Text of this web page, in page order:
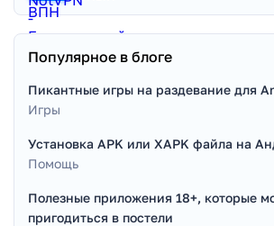
Популярное в блоге
Пикантные игры на раздевание для
Игры
Установка APK или XAPK файла на
Помощь
Полезные приложения 18+, которые
пригодиться в постели